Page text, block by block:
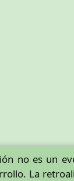
no es un
La